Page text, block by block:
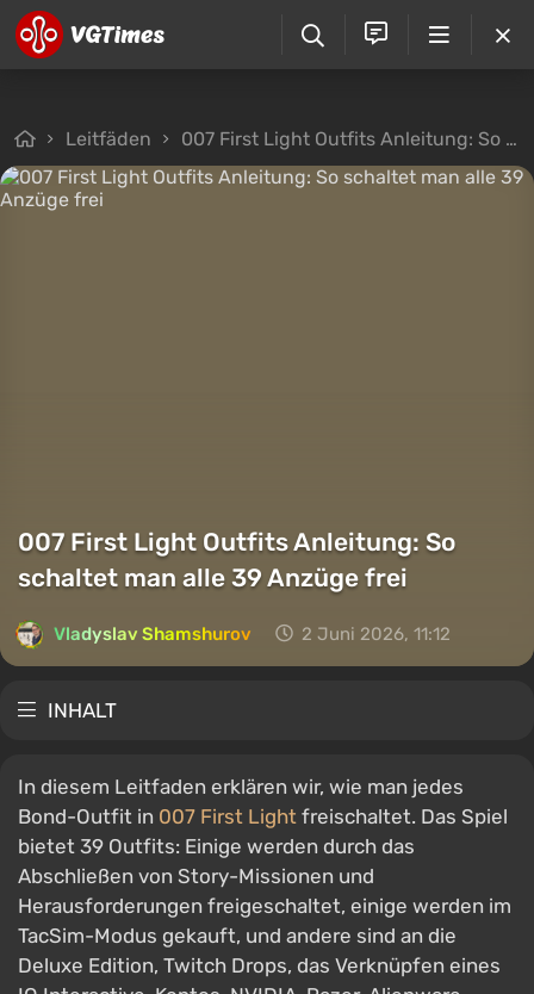
Leitfäden 007 First Light Outfits Anleitung: So schaltet man alle 39 Anzüge frei
007 First Light Outfits Anleitung: So
schaltet man alle 39 Anzüge frei
Vladyslav Shamshurov 2 Juni 2026, 11:12
INHALT
In diesem Leitfaden erklären wir, wie man jedes
Bond-Outfit in 007 First Light freischaltet. Das Spiel
bietet 39 Outfits: Einige werden durch das
Abschließen von Story-Missionen und
Herausforderungen freigeschaltet, einige werden im
TacSim-Modus gekauft, und andere sind an die
Deluxe Edition, Twitch Drops, das Verknüpfen eines